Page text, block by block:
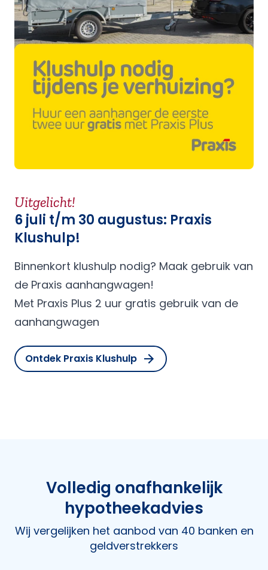
Uitgelicht!
6 juli t/m 30 augustus: Praxis
Klushulp!
Binnenkort klushulp nodig? Maak gebruik van
de Praxis aanhangwagen!
Met Praxis Plus 2 uur gratis gebruik van de
aanhangwagen
Ontdek Praxis Klushulp
Volledig onafhankelijk
hypotheekadvies
Wij vergelijken het aanbod van 40 banken en
geldverstrekkers